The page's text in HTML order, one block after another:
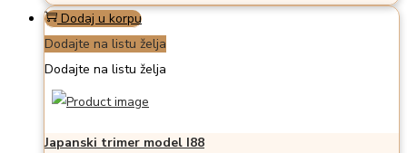
Dodaj u korpu
Dodajte na listu želja
Dodajte na listu želja
Japanski trimer model I88